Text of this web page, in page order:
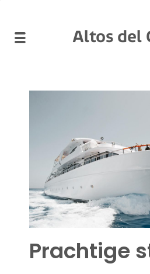
Altos del
Prachtige